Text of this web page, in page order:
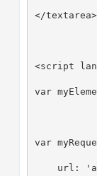
</textarea>
<script
var
var
url: